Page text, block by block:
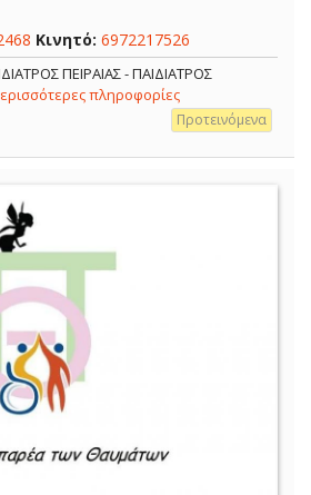
Κινητό: 6972217526
ΠΕΙΡΑΙΑΣ - ΠΑΙΔΙΑΤΡΟΣ
πληροφορίες
Προτεινόμενα